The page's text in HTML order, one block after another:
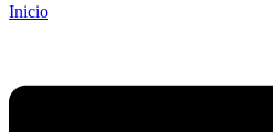
Inicio